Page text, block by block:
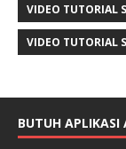
VIDEO TUTORIAL
VIDEO TUTORIAL
BUTUH